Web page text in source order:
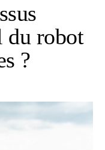
du robot
?